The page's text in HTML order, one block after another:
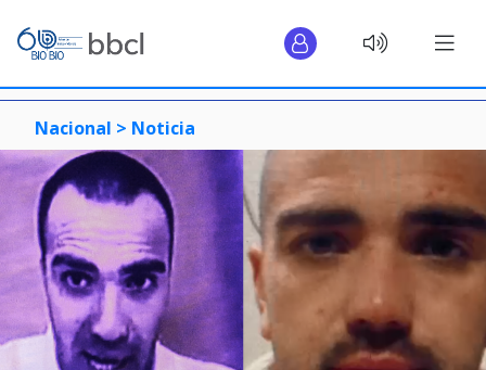
Nacional > Noticia